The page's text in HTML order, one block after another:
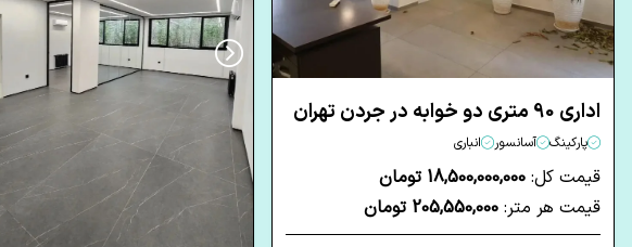
اداری 90 متری دو خوابه در جردن تهران
پارکینگ آسانسور انباری
قیمت کل: 18,500,000,000 تومان
قیمت هر متر: 205,550,000 تومان